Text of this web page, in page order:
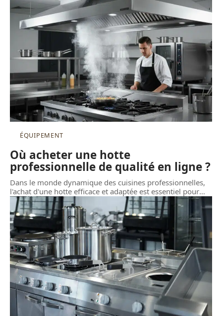
ÉQUIPEMENT
Où acheter une hotte
professionnelle de qualité en ligne ?
Dans le monde dynamique des cuisines professionnelles,
l'achat d'une hotte efficace et adaptée est essentiel pour…